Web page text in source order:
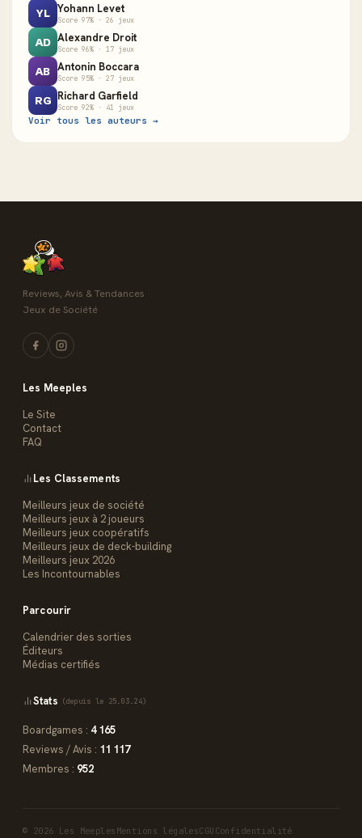
YL Yohann Levet
Score 97% · 26 jeux
AD Alexandre Droit
Score 96% · 17 jeux
AB Antonin Boccara
Score 95% · 27 jeux
RG Richard Garfield
Score 92% · 41 jeux
Voir tous les auteurs →
Reviews, Avis & Tendances
Jeux de Société
Les Meeples
Le Site
Contact
FAQ
Les Classements
Meilleurs jeux de société
Meilleurs jeux à 2 joueurs
Meilleurs jeux coopératifs
Meilleurs jeux de deck-building
Meilleurs jeux 2026
Les Incontournables
Parcourir
Calendrier des sorties
Éditeurs
Médias certifiés
Stats (depuis le 25.03.24)
Boardgames : 4 165
Reviews / Avis : 11 117
Membres : 952
© 2026 Les Meeples Mentions légalesCGU Confidentialité